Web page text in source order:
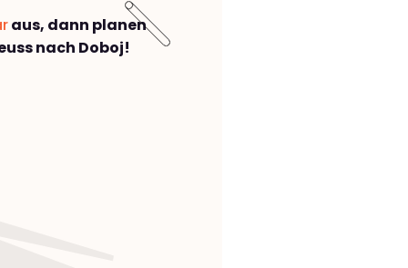
aus, dann planen
nach Doboj!